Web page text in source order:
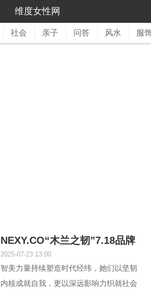
维度女性网
社会 亲子 问答 风水 服
NEXY.CO“木兰之韧”7.18品牌
2025-07-23 13:00
智美力量持续塑造时代经纬，她们以坚韧
内核成就自我，更以深远影响力织就社会